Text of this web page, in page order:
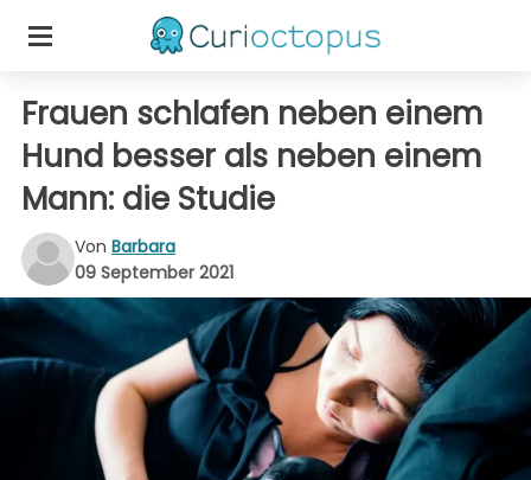
Frauen schlafen neben einem
Hund besser als neben einem
Mann: die Studie
Von Barbara
09 September 2021